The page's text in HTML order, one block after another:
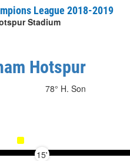
League 2018-2019
Stadium
Hotspur
78° H. Son
15'